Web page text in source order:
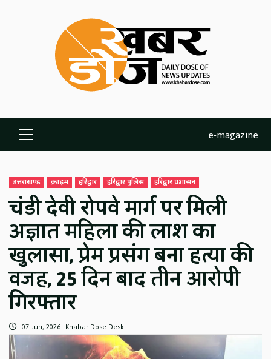
Primary
Menu
e-magazine
उत्तराखण्ड क्राइम हरिद्वार हरिद्वार पुलिस हरिद्वार प्रशासन
चंडी देवी रोपवे मार्ग पर मिली
अज्ञात महिला की लाश का
खुलासा, प्रेम प्रसंग बना हत्या की
वजह, 25 दिन बाद तीन आरोपी
गिरफ्तार
07 Jun, 2026 Khabar Dose Desk